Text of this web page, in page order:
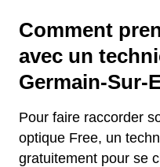
Comment
avec un
Germain-Sur-
Pour faire raccorder
optique Free, un
gratuitement pour se